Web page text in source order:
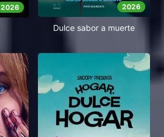
2026 2026
Dulce sabor a muerte